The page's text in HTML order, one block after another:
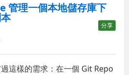
理一個本地儲存庫下
分享
這樣的需求：在一個 Git Repo